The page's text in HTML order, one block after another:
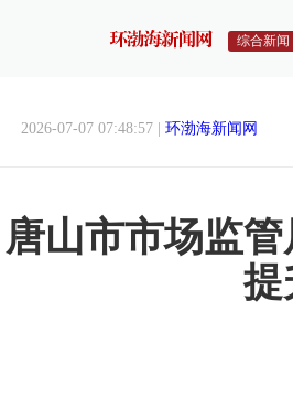
综合新闻
2026-07-07 07:48:57 | 环渤海新闻网
唐山市市场监
提